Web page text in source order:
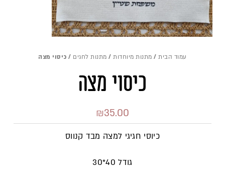
עמוד הבית/ מתנות מיוחדות/ מתנות לחגים / כיסוי מצה
כיסוי מצה
₪35.00
כיוסי חגיגי למצה מבד קנווס
גודל 40*30